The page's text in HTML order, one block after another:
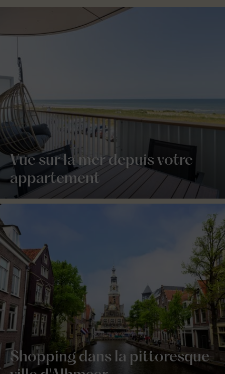
Vue sur la mer depuis votre
appartement
Shopping dans la pittoresque